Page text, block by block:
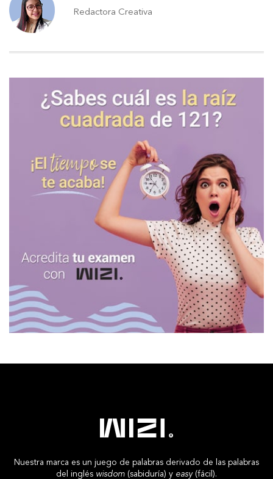
Redactora Creativa
Nuestra marca es un juego de palabras derivado de las palabras
del inglés wisdom (sabiduría) y easy(fácil).